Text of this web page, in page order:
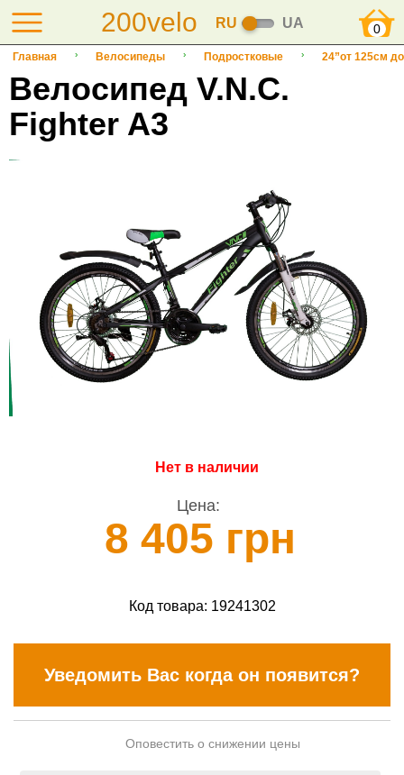
200velo RU UA 0
Главная Велосипеды Подростковые 24”от 125см
Велосипед V.N.C.
Fighter A3
Нет в наличии
Цена:
8 405 грн
Код товара: 19241302
Уведомить Вас когда он появится?
Оповестить о снижении цены